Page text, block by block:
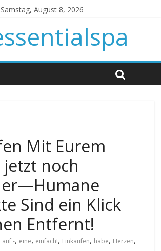
Samstag, August 8, 2026
Mit Eurem
jetzt noch
Sind ein Klick
Entfernt!
auf -, eine, einfach!, Einkaufen, habe, Herzen,